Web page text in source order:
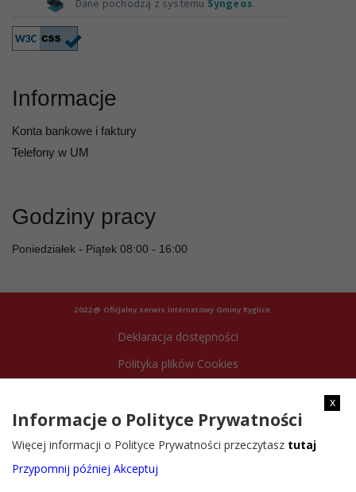
Informacje
Konta bankowe i faktury
Telefony w UM
Godziny pracy
Poniedziałek - Piątek 08:00 - 16:00
2022@ Oficjalny serwis internetowy Gminy Ryglice
Deklaracja dostępności
Polityka plików Cookies
x
Informacje o Polityce Prywatności
Więcej informacji o Polityce Prywatności przeczytasz tutaj
Przypomnij później Akceptuj